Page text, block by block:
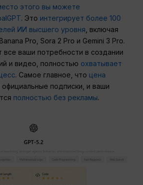
этого вы можете
. Это интегрирует более 100
ИИ высшего уровня , включая
Pro, Sora 2 Pro и Gemini 3 Pro.
все ваши потребности в создании
и видео, полностью охватывает
. Самое главное, что цена
официальные подписки, и ваши
полностью без рекламы.